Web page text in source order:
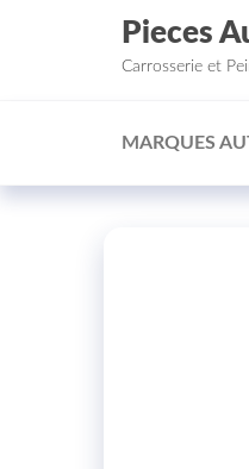
Aller au contenu
Pieces
Carrosserie et
MARQUES